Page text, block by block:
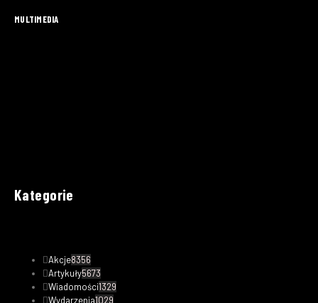
MULTIMEDIA
Kategorie
Akcje8356
Artykuły5673
Wiadomości1329
Wydarzenia1029